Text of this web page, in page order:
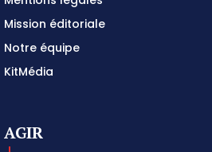
Mission éditoriale
Notre équipe
KitMédia
AGIR